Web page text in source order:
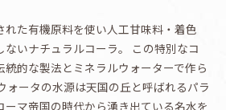
れた有機原料を使い人工甘味料・着色
いナチュラルコーラ。 この特別なコ
的な製法とミネラルウォーターで作ら
ォータの水源は天国の丘と呼ばれるパラ
ーマ帝国の時代から湧き出ている名水を